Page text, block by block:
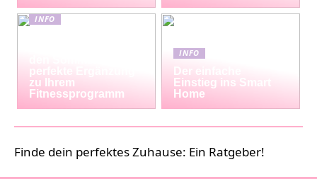
INFO
perfekte Ergänzung
zu Ihrem
Fitnessprogramm
INFO
Der einfache
Einstieg ins Smart
Home
Finde dein perfektes Zuhause: Ein Ratgeber!